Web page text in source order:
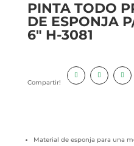
PINTA TODO
DE ESPONJA
6″ H-3081
Compartir!
Material de esponja para una